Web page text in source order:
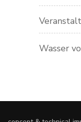
Wasser